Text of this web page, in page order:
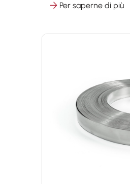
Per saperne di più